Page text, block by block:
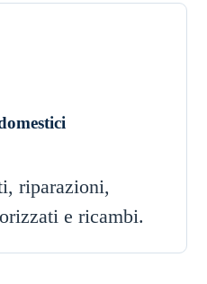
riparazioni,
e ricambi.